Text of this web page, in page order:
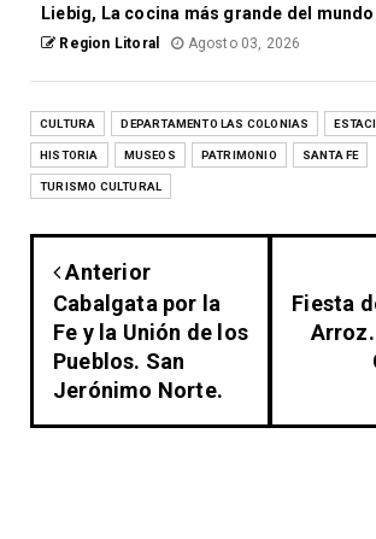
Liebig, La cocina más grande del mundo
Region Litoral Agosto 03, 2026
CULTURA DEPARTAMENTO LAS COLONIAS
HISTORIA MUSEOS PATRIMONIO SANTA FE
TURISMO CULTURAL
Anterior
Cabalgata por la
Fe y la Unión de los
Pueblos. San
Jerónimo Norte.
Fiesta